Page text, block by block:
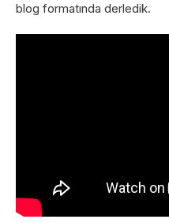
blog formatında derledik.